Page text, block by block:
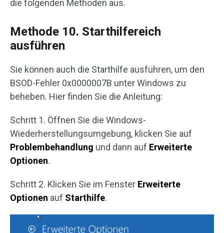
die folgenden Methoden aus.
Methode 10. Starthilfereich
ausführen
Sie können auch die Starthilfe ausführen, um den
BSOD-Fehler 0x0000007B unter Windows zu
beheben. Hier finden Sie die Anleitung:
Schritt 1. Öffnen Sie die Windows-
Wiederherstellungsumgebung, klicken Sie auf
Problembehandlung und dann auf Erweiterte
Optionen.
Schritt 2. Klicken Sie im Fenster Erweiterte
Optionen auf Starthilfe.